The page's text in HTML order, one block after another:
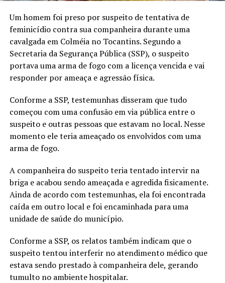
Um homem foi preso por suspeito de tentativa de
feminicídio contra sua companheira durante uma
cavalgada em Colméia no Tocantins. Segundo a
Secretaria da Segurança Pública (SSP), o suspeito
portava uma arma de fogo com a licença vencida e vai
responder por ameaça e agressão física.
Conforme a SSP, testemunhas disseram que tudo
começou com uma confusão em via pública entre o
suspeito e outras pessoas que estavam no local. Nesse
momento ele teria ameaçado os envolvidos com uma
arma de fogo.
A companheira do suspeito teria tentado intervir na
briga e acabou sendo ameaçada e agredida fisicamente.
Ainda de acordo com testemunhas, ela foi encontrada
caída em outro local e foi encaminhada para uma
unidade de saúde do município.
Conforme a SSP, os relatos também indicam que o
suspeito tentou interferir no atendimento médico que
estava sendo prestado à companheira dele, gerando
tumulto no ambiente hospitalar.